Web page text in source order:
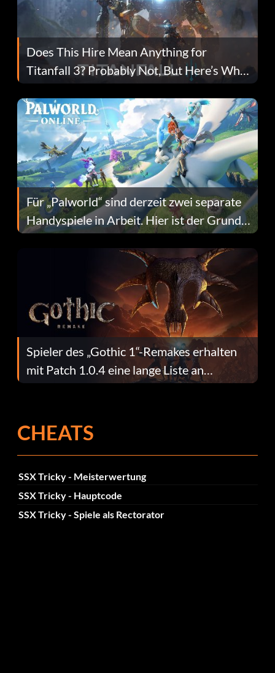
Does This Hire Mean Anything for
Titanfall 3? Probably Not, But Here’s Why
Fans Are Hopeful
Für „Palworld“ sind derzeit zwei separate
Handyspiele in Arbeit. Hier ist der Grund
dafür.
Spieler des „Gothic 1“-Remakes erhalten
mit Patch 1.0.4 eine lange Liste an
Fehlerbehebungen
CHEATS
SSX Tricky - Meisterwertung
SSX Tricky - Hauptcode
SSX Tricky - Spiele als Rectorator